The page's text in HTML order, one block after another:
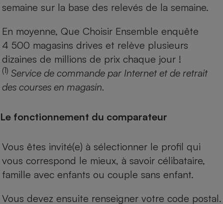
semaine sur la base des relevés de la semaine.
En moyenne, Que Choisir Ensemble enquête
4 500 magasins drives et relève plusieurs
dizaines de millions de prix chaque jour !
(1) Service de commande par Internet et de retrait
des courses en magasin.
Le fonctionnement du comparateur
Vous êtes invité(e) à sélectionner le profil qui
vous correspond le mieux, à savoir célibataire,
famille avec enfants ou couple sans enfant.
Vous devez ensuite renseigner votre code postal.